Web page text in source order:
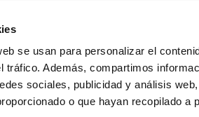
se usan para personalizar el
tráfico. Además, compartimos
sociales, publicidad y análisis
o que hayan recopilado a
Contacta